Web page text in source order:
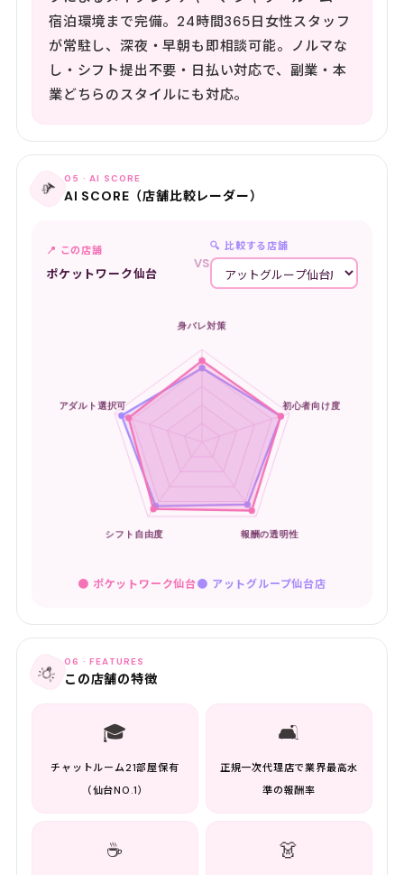
宿泊環境まで完備。24時間365日女性スタッフ
が常駐し、深夜・早朝も即相談可能。ノルマな
し・シフト提出不要・日払い対応で、副業・本
業どちらのスタイルにも対応。
📡 05 · AI SCORE
AI SCORE（店舗比較レーダー）
📍 この店舗
ポケットワーク仙台
VS
🔍 比較する店舗
● ポケットワーク仙台● アットグループ仙台店
💡 06 · FEATURES
この店舗の特徴
🎓
チャットルーム21部屋保有
（仙台NO.1）
🛋️
正規一次代理店で業界最高水
準の報酬率
☕ 👗